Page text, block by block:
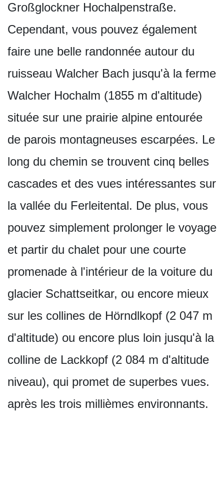
Großglockner Hochalpenstraße.
Cependant, vous pouvez également
faire une belle randonnée autour du
ruisseau Walcher Bach jusqu'à la ferme
Walcher Hochalm (1855 m d'altitude)
située sur une prairie alpine entourée
de parois montagneuses escarpées. Le
long du chemin se trouvent cinq belles
cascades et des vues intéressantes sur
la vallée du Ferleitental. De plus, vous
pouvez simplement prolonger le voyage
et partir du chalet pour une courte
promenade à l'intérieur de la voiture du
glacier Schattseitkar, ou encore mieux
sur les collines de Hörndlkopf (2 047 m
d'altitude) ou encore plus loin jusqu'à la
colline de Lackkopf (2 084 m d'altitude
niveau), qui promet de superbes vues.
après les trois millièmes environnants.